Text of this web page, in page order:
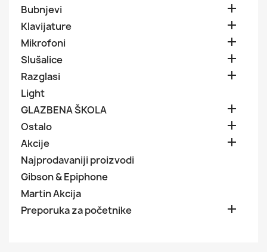
Bubnjevi 
Klavijature 
Mikrofoni 
Slušalice 
Razglasi 
Light
GLAZBENA ŠKOLA

Ostalo 
Akcije 
Najprodavaniji proizvodi
Gibson & Epiphone
Martin Akcija
Preporuka za početnike
